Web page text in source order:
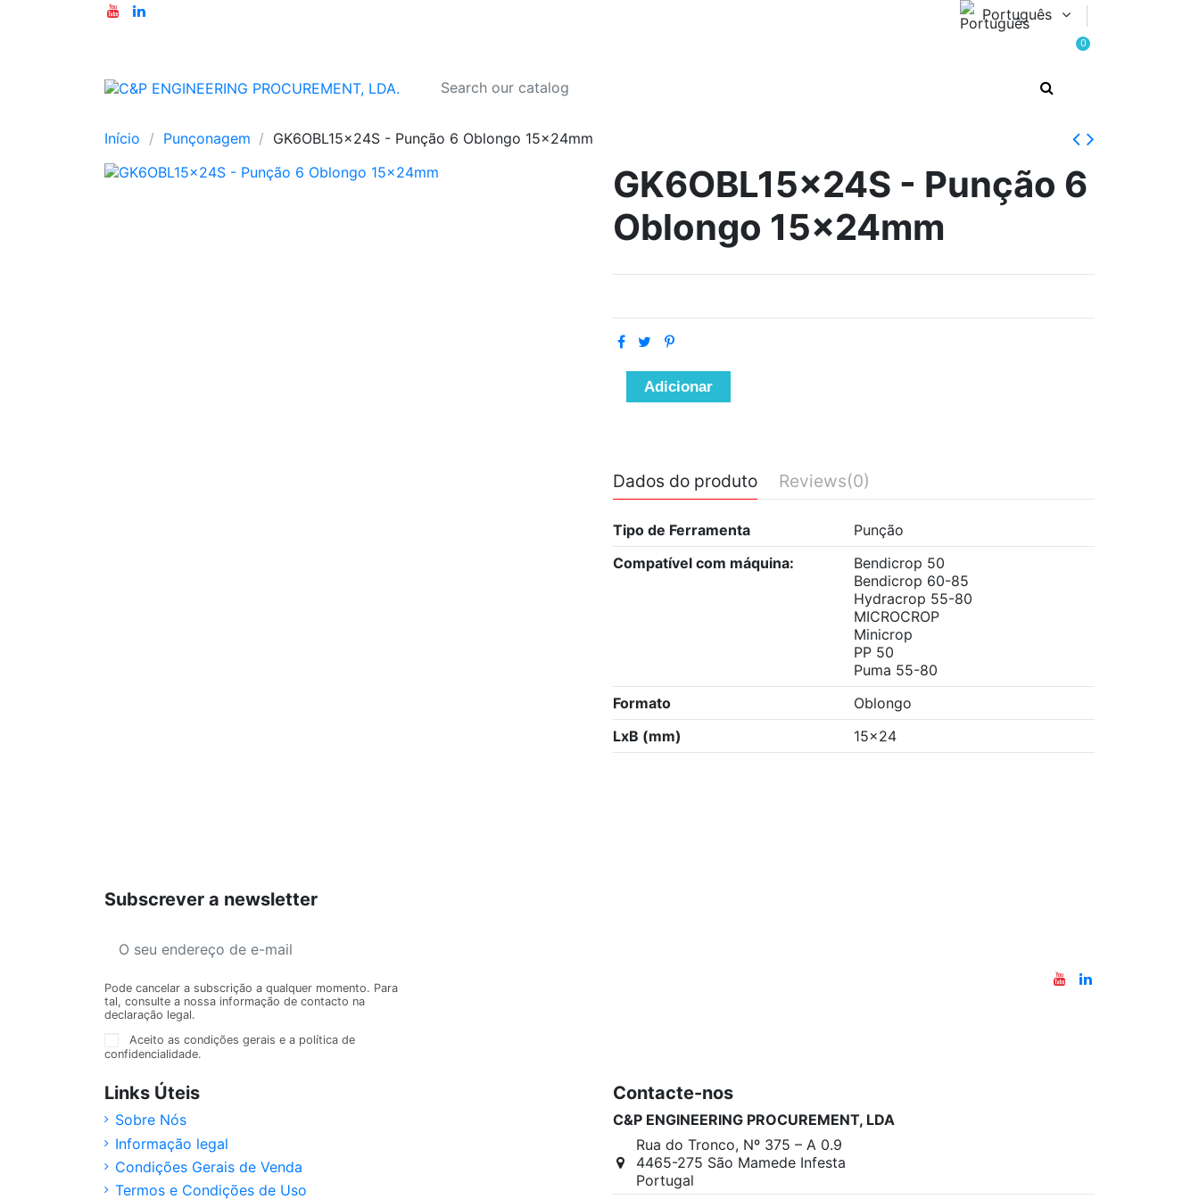
Português
0
Início Punçonagem GK6OBL15x24S - Punção 6 Oblongo 15x24mm
GK6OBL15x24S - Punção 6
Oblongo 15x24mm
Adicionar
Dados do produto Reviews(0)
Tipo de Ferramenta
Punção
Compatível com máquina:
Bendicrop 50
Bendicrop 60-85
Hydracrop 55-80
MICROCROP
Minicrop
PP 50
Puma 55-80
Formato
Oblongo
LxB (mm)
15x24
Subscrever a newsletter
Pode cancelar a subscrição a qualquer momento. Para
tal, consulte a nossa informação de contacto na
declaração legal.
Aceito as condições gerais e a política de
confidencialidade.
Links Úteis
Sobre Nós
Informação legal
Condições Gerais de Venda
Termos e Condições de Uso
Contacte-nos
C&P ENGINEERING PROCUREMENT, LDA
Rua do Tronco, Nº 375 – A 0.9
4465-275 São Mamede Infesta
Portugal